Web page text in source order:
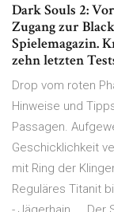
Dark Souls 2:
Zugang zur
Spielemagazin.
zehn letzten
Drop vom roten
Hinweise und
Passagen.
Geschicklichkeit
mit Ring der
Reguläres Titanit